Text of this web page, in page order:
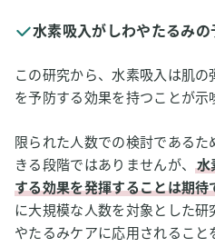
水素吸入がしわやたるみ
この研究から、水素吸入は肌
を予防する効果を持つことが示
限られた人数での検討である
きる段階ではありませんが、水
する効果を発揮することは期待
に大規模な人数を対象とした
やたるみケアに応用されること